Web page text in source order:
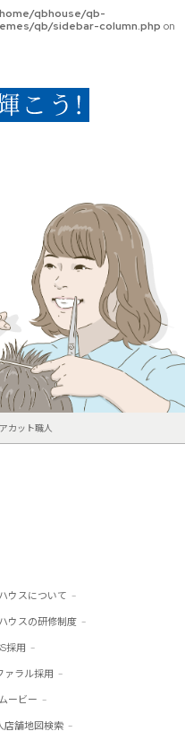
qbhouse/qb-
qb/sidebar-column.php on
カット職人
ウスについて
ウスの研修制度
採用
ァラル採用
ービー
店舗地図検索